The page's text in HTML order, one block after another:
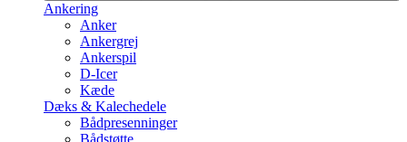
Ankering
Anker
Ankergrej
Ankerspil
D-Icer
Kæde
Dæks & Kalechedele
Bådpresenninger
Bådstøtte